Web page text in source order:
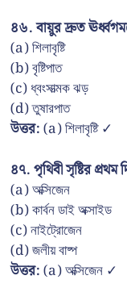
৪৬. বায়ুর দ্রুত
(a) শিলাবৃষ্টি
(b) বৃষ্টিপাত
(c) ধ্বংসাত্মক ঝড়
(d) তুষারপাত
উত্তর:(a) শিলাবৃষ্টি ✓
৪৭. পৃথিবী সৃষ্টির
(a) অক্সিজেন
(b) কার্বন ডাই অক্সাইড
(c) নাইট্রোজেন
(d) জলীয় বাষ্প
উত্তর:(a) অক্সিজেন ✓